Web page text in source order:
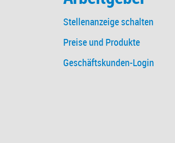
Stellenanzeige schalten
Preise und Produkte
Geschäftskunden-Login